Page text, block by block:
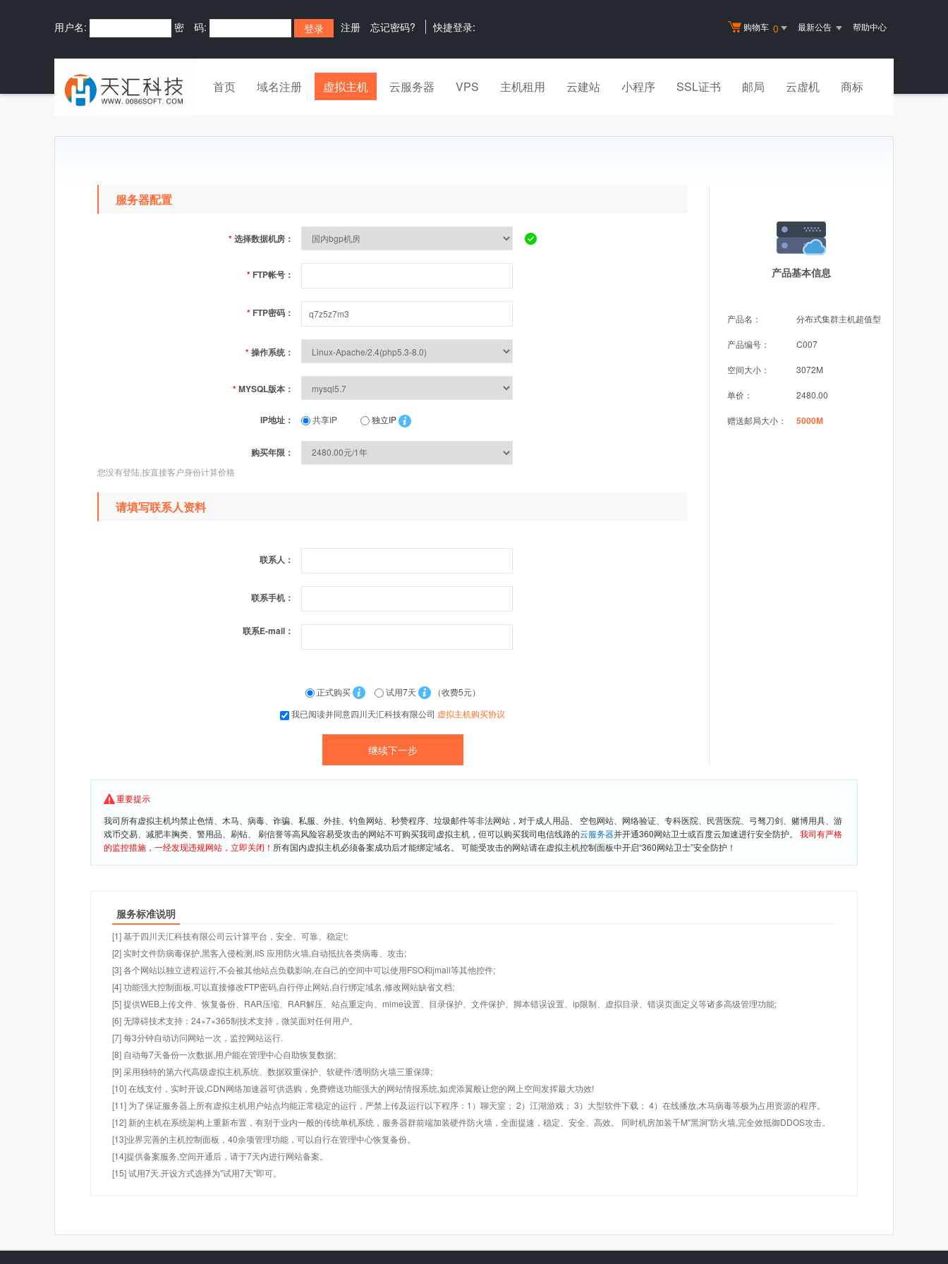
购物车 0 最新公告 帮助中心
用户名: 密 码: 注册 忘记密码? 快捷登录:
首页 域名注册 虚拟主机 云服务器 VPS 主机租用 云建站 小程序 SSL证书 邮局 云虚机 商标
产品基本信息
产品名： 分布式集群主机超值型
产品编号： C007
空间大小： 3072M
单价： 2480.00
赠送邮局大小： 5000M
服务器配置
*选择数据机房：
* FTP帐号：
* FTP密码：
*操作系统：
*MYSQL版本：
IP地址： 共享IP 独立IP
购买年限：
您没有登陆,按直接客户身份计算价格
请填写联系人资料
联系人：
联系手机：
联系E-mail：
正式购买 试用7天
（收费5元）
我已阅读并同意四川天汇科技有限公司 虚拟主机购买协议
重要提示
我司所有虚拟主机均禁止色情、木马、病毒、诈骗、私服、外挂、钓鱼网站、秒赞程序、垃圾邮件等非法网站，对于成人用品、 空包网站、网络验证、专科医院、民营医院、弓驽刀剑、赌博用具、游
戏币交易、减肥丰胸类、警用品、刷钻、 刷信誉等高风险容易受攻击的网站不可购买我司虚拟主机，但可以购买我司电信线路的云服务器并开通360网站卫士或百度云加速进行安全防护。 我司有严格
的监控措施，一经发现违规网站，立即关闭！ 所有国内虚拟主机必须备案成功后才能绑定域名。 可能受攻击的网站请在虚拟主机控制面板中开启“360网站卫士”安全防护！
服务标准说明
[1] 基于四川天汇科技有限公司云计算平台，安全、可靠、稳定!;
[2] 实时文件防病毒保护,黑客入侵检测,IIS 应用防火墙,自动抵抗各类病毒、攻击;
[3] 各个网站以独立进程运行,不会被其他站点负载影响,在自己的空间中可以使用FSO和jmail等其他控件;
[4] 功能强大控制面板,可以直接修改FTP密码,自行停止网站,自行绑定域名,修改网站缺省文档;
[5] 提供WEB上传文件、恢复备份、RAR压缩、RAR解压、站点重定向、mime设置、目录保护、文件保护、脚本错误设置、ip限制、虚拟目录、错误页面定义等诸多高级管理功能;
[6] 无障碍技术支持：24×7×365制技术支持，微笑面对任何用户。
[7] 每3分钟自动访问网站一次，监控网站运行.
[8] 自动每7天备份一次数据,用户能在管理中心自助恢复数据;
[9] 采用独特的第六代高级虚拟主机系统、数据双重保护、软硬件/透明防火墙三重保障;
[10] 在线支付，实时开设,CDN网络加速器可供选购，免费赠送功能强大的网站情报系统,如虎添翼般让您的网上空间发挥最大功效!
[11] 为了保证服务器上所有虚拟主机用户站点均能正常稳定的运行，严禁上传及运行以下程序：1）聊天室； 2）江湖游戏； 3）大型软件下载； 4）在线播放,木马病毒等极为占用资源的程序。
[12] 新的主机在系统架构上重新布置，有别于业内一般的传统单机系统，服务器群前端加装硬件防火墙，全面提速，稳定、安全、高效。 同时机房加装千M"黑洞"防火墙,完全效抵御DDOS攻击。
[13]业界完善的主机控制面板，40余项管理功能，可以自行在管理中心恢复备份。
[14]提供备案服务,空间开通后，请于7天内进行网站备案。
[15] 试用7天.开设方式选择为"试用7天"即可。